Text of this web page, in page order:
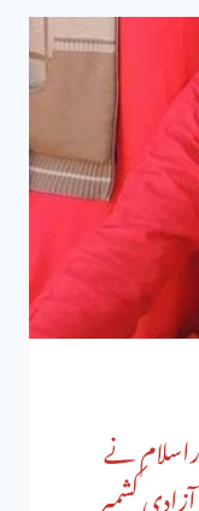
نے
آزادی کشمیر